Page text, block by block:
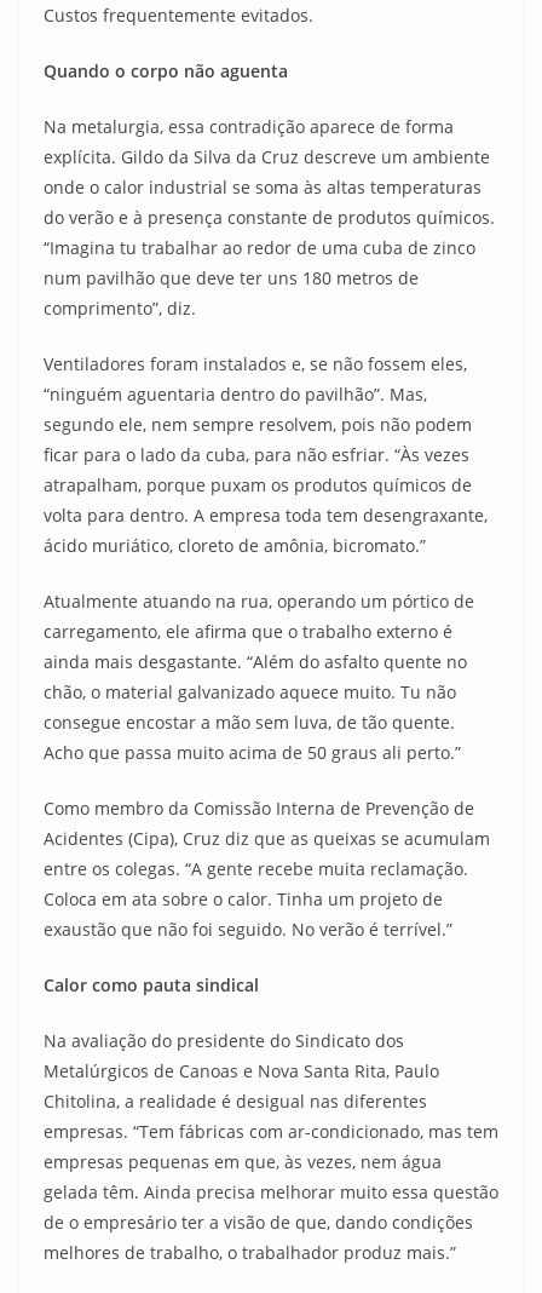
Custos frequentemente evitados.
Quando o corpo não aguenta
Na metalurgia, essa contradição aparece de forma
explícita. Gildo da Silva da Cruz descreve um ambiente
onde o calor industrial se soma às altas temperaturas
do verão e à presença constante de produtos químicos.
“Imagina tu trabalhar ao redor de uma cuba de zinco
num pavilhão que deve ter uns 180 metros de
comprimento”, diz.
Ventiladores foram instalados e, se não fossem eles,
“ninguém aguentaria dentro do pavilhão”. Mas,
segundo ele, nem sempre resolvem, pois não podem
ficar para o lado da cuba, para não esfriar. “Às vezes
atrapalham, porque puxam os produtos químicos de
volta para dentro. A empresa toda tem desengraxante,
ácido muriático, cloreto de amônia, bicromato.”
Atualmente atuando na rua, operando um pórtico de
carregamento, ele afirma que o trabalho externo é
ainda mais desgastante. “Além do asfalto quente no
chão, o material galvanizado aquece muito. Tu não
consegue encostar a mão sem luva, de tão quente.
Acho que passa muito acima de 50 graus ali perto.”
Como membro da Comissão Interna de Prevenção de
Acidentes (Cipa), Cruz diz que as queixas se acumulam
entre os colegas. “A gente recebe muita reclamação.
Coloca em ata sobre o calor. Tinha um projeto de
exaustão que não foi seguido. No verão é terrível.”
Calor como pauta sindical
Na avaliação do presidente do Sindicato dos
Metalúrgicos de Canoas e Nova Santa Rita, Paulo
Chitolina, a realidade é desigual nas diferentes
empresas. “Tem fábricas com ar-condicionado, mas tem
empresas pequenas em que, às vezes, nem água
gelada têm. Ainda precisa melhorar muito essa questão
de o empresário ter a visão de que, dando condições
melhores de trabalho, o trabalhador produz mais.”